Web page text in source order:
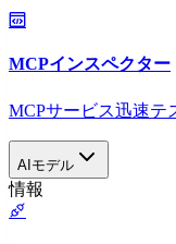
MCPインスペクター
MCPサービス迅速テ
AIモデル
情報